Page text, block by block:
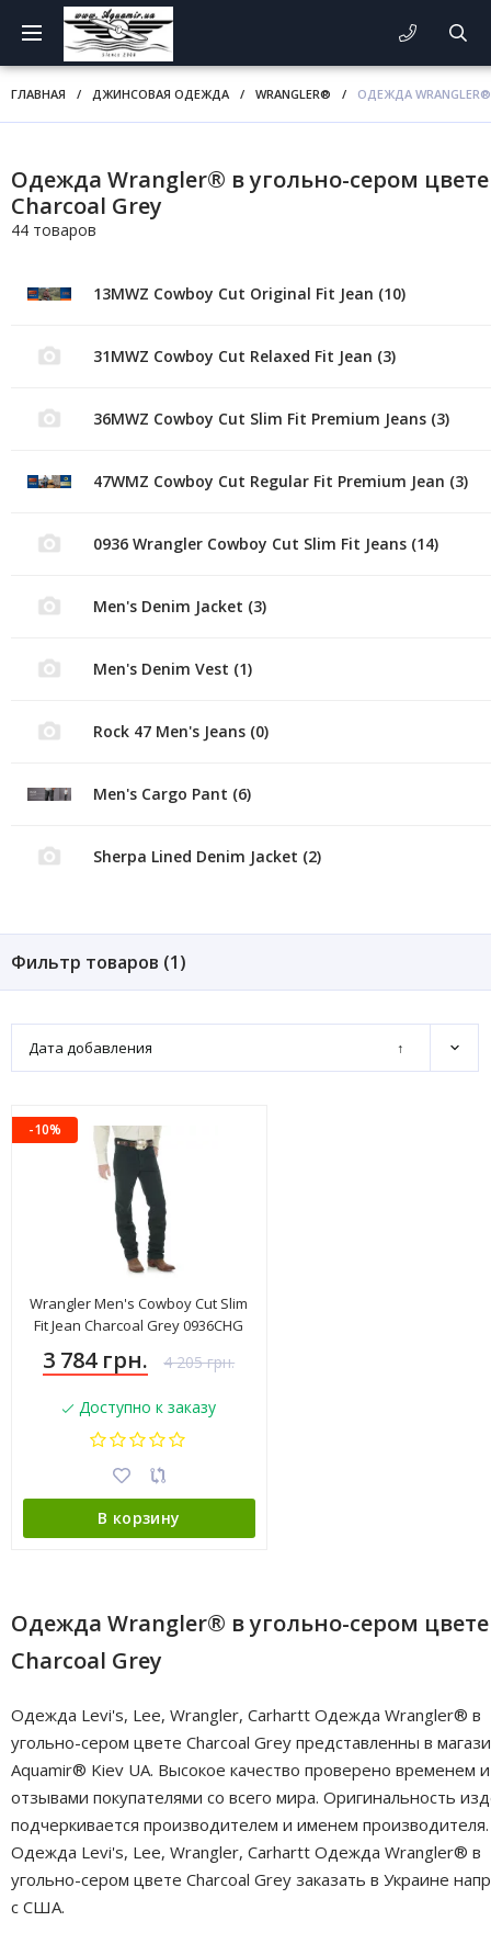
ГЛАВНАЯ / ДЖИНСОВАЯ ОДЕЖДА / WRANGLER® / ОДЕЖДА
Одежда Wrangler® в угольно-сером цвете
Charcoal Grey
44 товаров
13MWZ Cowboy Cut Original Fit Jean (10)
31MWZ Cowboy Cut Relaxed Fit Jean (3)
36MWZ Cowboy Cut Slim Fit Premium Jeans (3)
47WMZ Cowboy Cut Regular Fit Premium Jean (3)
0936 Wrangler Cowboy Cut Slim Fit Jeans (14)
Men's Denim Jacket (3)
Men's Denim Vest (1)
Rock 47 Men's Jeans (0)
Men's Cargo Pant (6)
Sherpa Lined Denim Jacket (2)
Фильтр товаров (1)
Дата добавления ↑
-10%
Wrangler Men's Cowboy Cut Slim
Fit Jean Charcoal Grey 0936CHG
3 784 грн. 4 205 грн.
Доступно к заказу
В корзину
Одежда Wrangler® в угольно-сером цвете
Charcoal Grey
Одежда Levi's, Lee, Wrangler, Carhartt Одежда Wrangler® в
угольно-сером цвете Charcoal Grey представленны в
Aquamir® Kiev UA. Высокое качество проверено временем и
отзывами покупателями со всего мира. Оригинальность
подчеркивается производителем и именем производителя.
Одежда Levi's, Lee, Wrangler, Carhartt Одежда Wrangler® в
угольно-сером цвете Charcoal Grey заказать в Украине
с США.